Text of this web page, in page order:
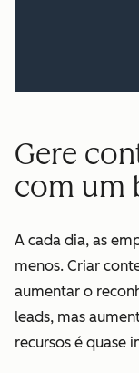
Gere
com um
A cada dia, as
menos. Criar
aumentar o
leads, mas
recursos é quase